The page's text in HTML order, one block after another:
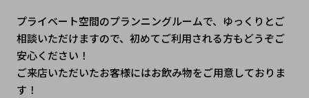
プライベート空間のプランニングルームで、ゆっくりとご
相談いただけますので、初めてご利用される方もどうぞご
安心ください！
ご来店いただいたお客様にはお飲み物をご用意しておりま
す！